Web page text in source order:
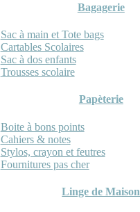
Bagagerie
Sac à main et Tote bags
Cartables Scolaires
Sac à dos enfants
Trousses scolaire
Papèterie
Boite à bons points
Cahiers & notes
Stylos, crayon et feutres
Fournitures pas cher
Linge de Maison